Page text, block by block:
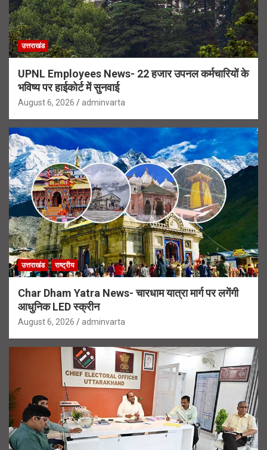
उत्तराखंड
UPNL Employees News- 22 हजार उपनल कर्मचारियों के
भविष्य पर हाईकोर्ट में सुनवाई
August 6, 2026 adminvarta
उत्तराखंड राष्ट्रीय
Char Dham Yatra News- चारधाम यात्रा मार्ग पर लगेंगी
आधुनिक LED स्क्रीन
August 6, 2026 adminvarta